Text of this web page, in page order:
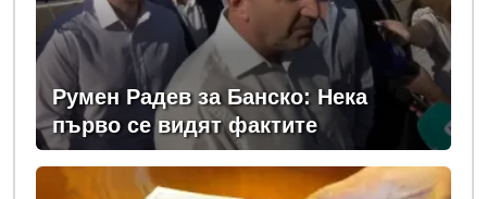
Румен Радев за Банско: Нека
първо се видят фактите